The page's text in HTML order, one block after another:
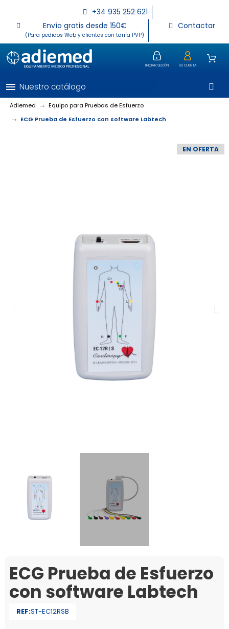
+34 935 252 621
Envío gratis desde 150€
(Para pedidos Web y clientes con tarifa PVP)
Contactar
INICIAR SESIÓN SU CUENTA
menu Nuestro catálogo
Adiemed
Equipo para Pruebas de Esfuerzo
ECG Prueba de Esfuerzo con software Labtech
EN OFERTA
ECG Prueba de Esfuerzo
con software Labtech
REF:ST-EC12RSB